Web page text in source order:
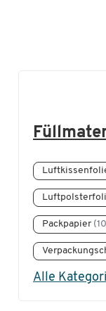
Packpapier
Alle